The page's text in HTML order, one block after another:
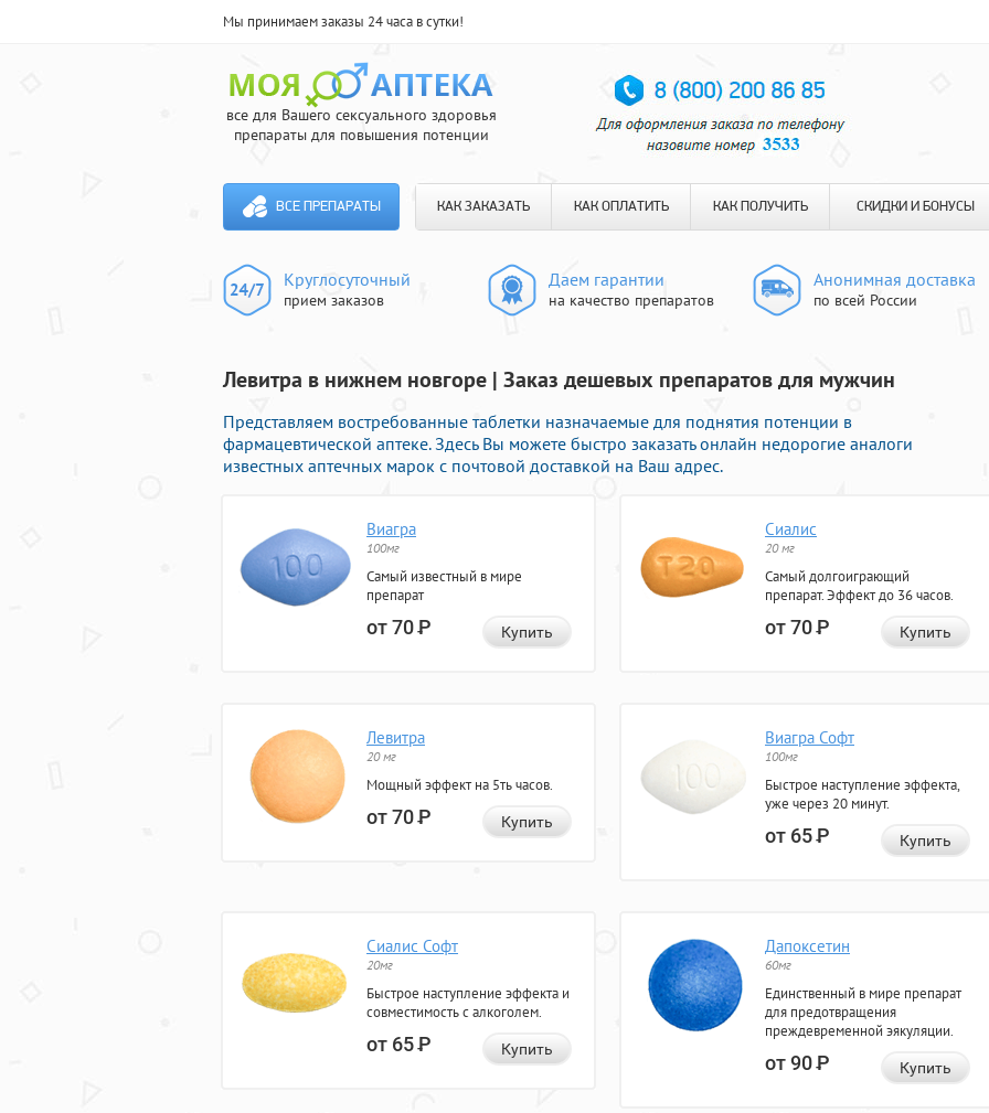
Мы принимаем заказы 24 часа в сутки!
все для Вашего сексуального здоровья
препараты для повышения потенции
ВСЕ ПРЕПАРАТЫ КАК ЗАКАЗАТЬ КАК ОПЛАТИТЬ КАК ПОЛУЧИТЬ СКИДКИ И БОНУСЫ
Круглосуточный
прием заказов
Даем гарантии
на качество препаратов
Анонимная доставка
по всей России
Левитра в нижнем новгоре | Заказ дешевых препаратов для мужчин
Представляем востребованные таблетки назначаемые для поднятия потенции в
фармацевтической аптеке. Здесь Вы можете быстро заказать онлайн недорогие аналоги
известных аптечных марок с почтовой доставкой на Ваш адрес.
Виагра
100мг
Самый известный в мире
препарат
от 70Р Купить
Сиалис
20 мг
Самый долгоиграющий
препарат. Эффект до 36 часов.
от 70Р Купить
Левитра
20 мг
Мощный эффект на 5ть часов.
от 70Р Купить
Виагра Софт
100мг
Быстрое наступление эффекта,
уже через 20 минут.
от 65Р Купить
Сиалис Софт
20мг
Быстрое наступление эффекта и
совместимость с алкоголем.
от 65Р Купить
Дапоксетин
60мг
Единственный в мире препарат
для предотвращения
преждевременной эякуляции.
от 90Р Купить